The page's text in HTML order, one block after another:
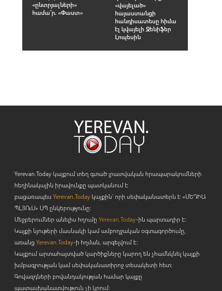
«ընտրյալների»
համա՞ր. «Փաստ»
«վայելած»
հայաստանցի
հանդիսատեսը հիմա
էլ կվայելի Ջենիֆեր
Լոպեսին
Yerevan.Today կայքում տեղ գտած լրատվական հրապարակումների
հեղինակային իրավունքը պատկանում է
բացառապես Yerevan.Todayկայքին` որի սեփականատերն է «ՄԵԴԻԱ
ՊԼՅՈւՍ» ՍՊ ընկերությունը։
Մեջբերումներ անելիս հղումը Yerevan.Today-ին պարտադիր է:
Կայքի նյութերի մասնակի կամ ամբողջական օգտագործումը,
առանց Yerevan.Today-ի հղման, արգելվում է:
Կայքում արտահայտված կարծիքները կարող են չհամնկնել կայքի
խմբագրության կամ սեփականատիրոջ տեսակետի հետ:
Գովազդների բովանդակության համար կայքը
պատասխանատվություն չի կրում: